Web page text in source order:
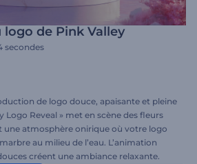
de Pink Valley
secondes
de logo douce, apaisante et pleine
Logo Reveal » met en scène des fleurs
une atmosphère onirique où votre logo
au milieu de l’eau. L’animation
créent une ambiance relaxante.